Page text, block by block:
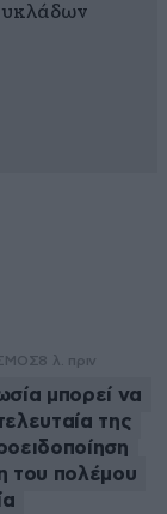
8 λ. πριν
μπορεί να
της
του πολέμου